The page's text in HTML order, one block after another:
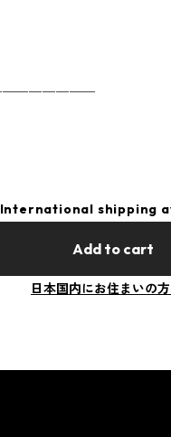
International shipping
Add to cart
日本国内にお住まいの